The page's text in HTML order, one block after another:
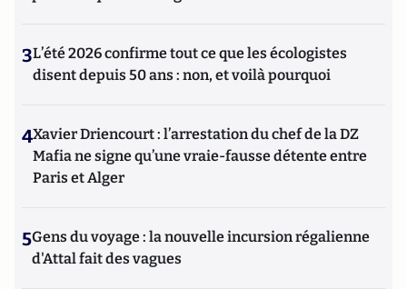
3L’été 2026 confirme tout ce que les écologistes
disent depuis 50 ans : non, et voilà pourquoi
4Xavier Driencourt : l’arrestation du chef de la DZ
Mafia ne signe qu’une vraie-fausse détente entre
Paris et Alger
5Gens du voyage : la nouvelle incursion régalienne
d'Attal fait des vagues